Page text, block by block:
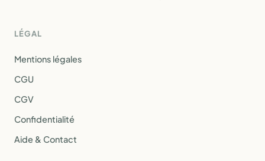
LÉGAL
Mentions légales
CGU
CGV
Confidentialité
Aide & Contact